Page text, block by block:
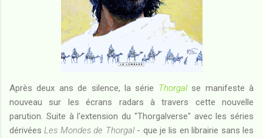
Après deux ans de silence, la série Thorgalse manifeste à
nouveau sur les écrans radars à travers cette nouvelle
parution. Suite à l'extension du "Thorgalverse" avec les séries
dérivéesLes Mondes de Thorgal- que je lis en librairie sans les